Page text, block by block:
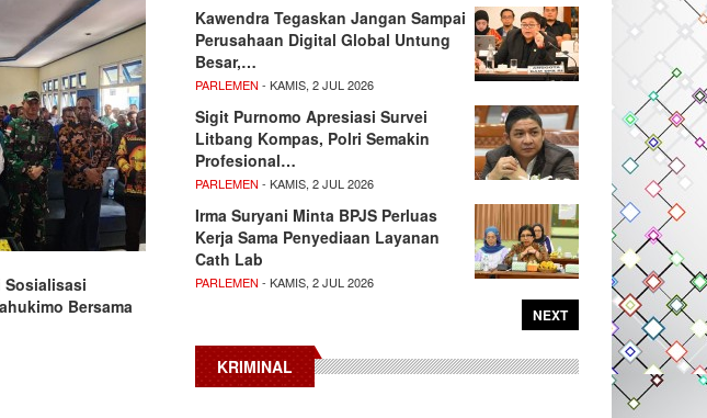
Sosialisasi
Bersama
Kawendra Tegaskan Jangan Sampai
Perusahaan Digital Global Untung
Besar,…
PARLEMEN - KAMIS, 2 JUL 2026
Sigit Purnomo Apresiasi Survei
Litbang Kompas, Polri Semakin
Profesional…
PARLEMEN - KAMIS, 2 JUL 2026
Irma Suryani Minta BPJS Perluas
Kerja Sama Penyediaan Layanan
Cath Lab
PARLEMEN - KAMIS, 2 JUL 2026
NEXT
KRIMINAL